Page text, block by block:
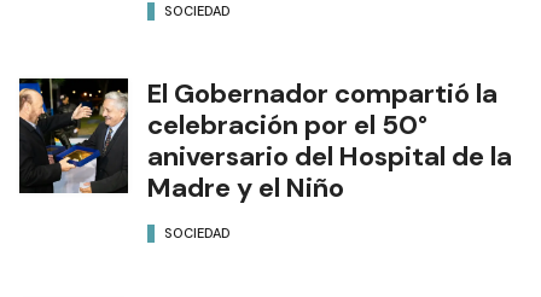
SOCIEDAD
El Gobernador compartió la
celebración por el 50°
aniversario del Hospital de la
Madre y el Niño
SOCIEDAD